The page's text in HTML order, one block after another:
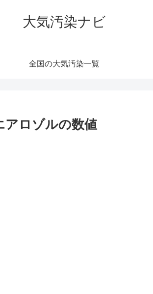
大気汚染ナビ
全国の大気汚染一覧
アロゾルの数値